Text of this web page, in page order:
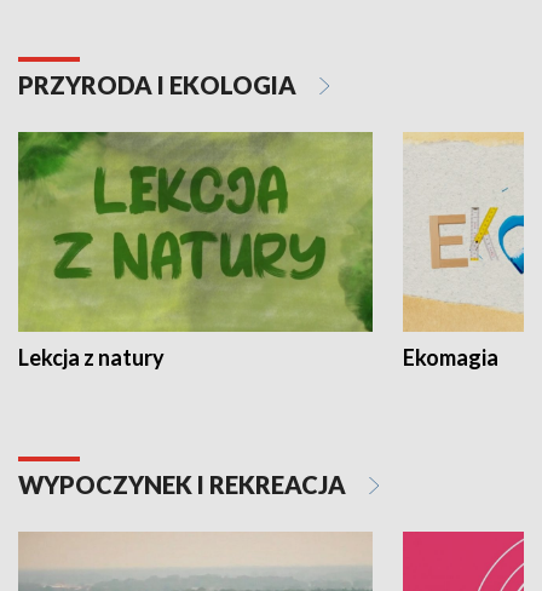
PRZYRODA I EKOLOGIA
Lekcja z natury Ekomagia
WYPOCZYNEK I REKREACJA